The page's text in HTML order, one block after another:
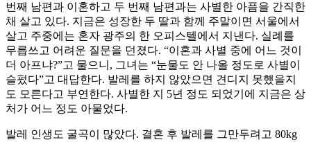
번째 남편과 이혼하고 두 번째 남편과는 사별한 아픔을 간직한
채 살고 있다. 지금은 성장한 두 딸과 함께 주말이면 서울에서
살고 주중에는 혼자 광주의 한 오피스텔에서 지낸다. 실례를
무릅쓰고 어려운 질문을 던졌다. “이혼과 사별 중에 어느 것이
더 아프냐?”고 물으니, 그녀는 “눈물도 안 나올 정도로 사별이
슬펐다”고 대답한다. 발레를 하지 않았으면 견디지 못했을지
도 모른다고 부연한다. 사별한 지 5년 정도 되었기에 지금은 상
처가 어느 정도 아물었다.
발레 인생도 굴곡이 많았다. 결혼 후 발레를 그만두려고 80kg